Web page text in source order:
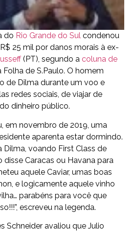
do Rio Grande do Sul condenou
25 mil por danos morais à ex-
(PT), segundo a coluna de
Folha de S.Paulo. O homem
de Dilma durante um voo e
redes sociais, de viajar de
dinheiro público.
em novembro de 2019, uma
aparenta estar dormindo.
Dilma, voando First Class de
disse Caracas ou Havana para
aquele Caviar, umas boas
e logicamente aquele vinho
parabéns para você que
escreveu na legenda.
Schneider avaliou que Julio